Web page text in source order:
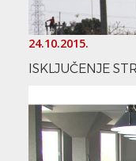
24.10.2015.
ISKLJUČENJE